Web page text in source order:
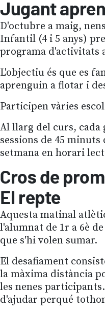
Jugant
D'octubre a maig,
Infantil (4 i 5 anys)
programa d'activitats
L'objectiu és que es
aprenguin a flotar i
Participen vàries
Al llarg del curs,
sessions de 45
setmana en horari
Cros de
El repte
Aquesta matinal
l'alumnat de 1r a 6è
que s'hi volen sumar.
El desafiament
la màxima distància
les nenes
d'ajudar perqué